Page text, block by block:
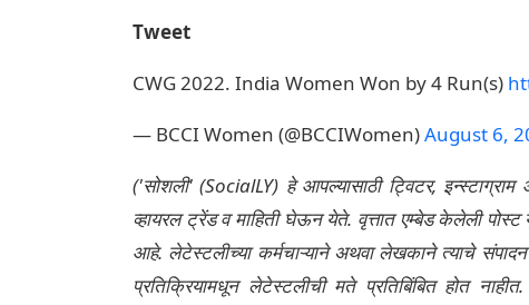
Tweet
CWG 2022. India Women Won by 4 Run(s)
— BCCI Women (@BCCIWomen)August 6,
('सोशली' (SocialLY) हे आपल्यासाठी ट्विटर,
व्हायरल ट्रेंड व माहिती घेऊन येते. वृत्तात एम्बेड केलेली
आहे. लेटेस्टलीच्या कर्मचाऱ्याने अथवा लेखकाने त्याचे
प्रतिक्रियामधून लेटेस्टलीची मते प्रतिबिंबित होत